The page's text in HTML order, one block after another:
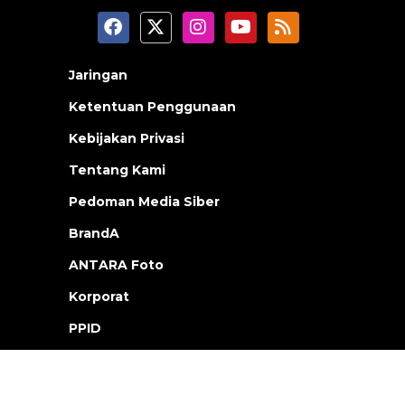
Jaringan
Ketentuan Penggunaan
Kebijakan Privasi
Tentang Kami
Pedoman Media Siber
BrandA
ANTARA Foto
Korporat
PPID